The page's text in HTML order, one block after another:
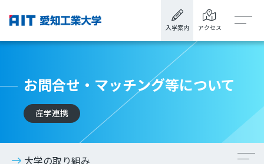
入学案内 アクセス
お問合せ・マッチング等について
産学連携
大学の取り組み